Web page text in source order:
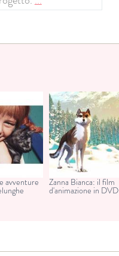
avventure Zanna Bianca: il film
d'animazione in DVD